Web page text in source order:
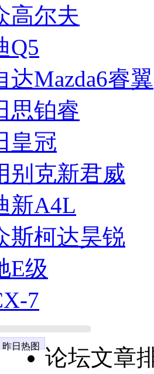
高尔夫
Q5
达Mazda6睿翼
思铂睿
皇冠
别克新君威
新A4L
斯柯达昊锐
E级
7
昨日热图
论坛文章